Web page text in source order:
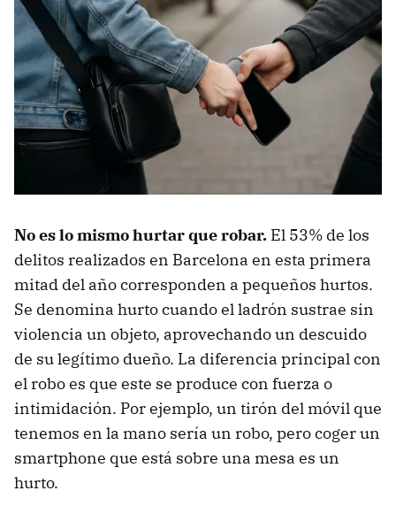
No es lo mismo hurtar que robar. El 53% de los
delitos realizados en Barcelona en esta primera
mitad del año corresponden a pequeños hurtos.
Se denomina hurto cuando el ladrón sustrae sin
violencia un objeto, aprovechando un descuido
de su legítimo dueño. La diferencia principal con
el robo es que este se produce con fuerza o
intimidación. Por ejemplo, un tirón del móvil que
tenemos en la mano sería un robo, pero coger un
smartphone que está sobre una mesa es un
hurto.